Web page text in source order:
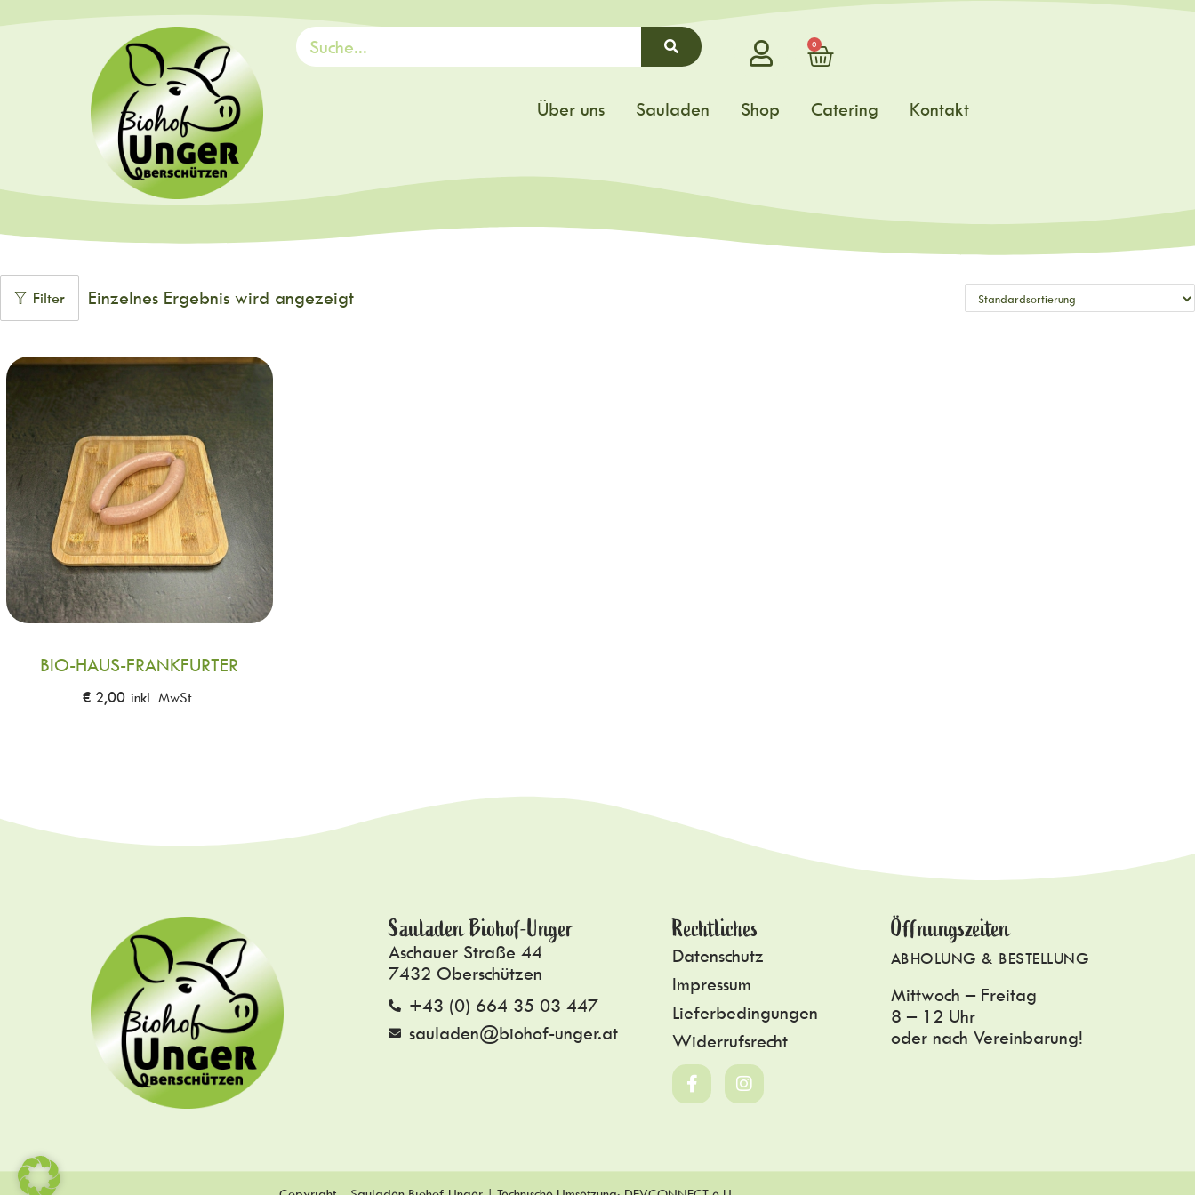
0
Über uns Sauladen Shop Catering Kontakt
Filter Einzelnes Ergebnis wird angezeigt
BIO-HAUS-FRANKFURTER
€ 2,00 inkl. MwSt.
Sauladen Biohof-Unger
Aschauer Straße 44
7432 Oberschützen
+43 (0) 664 35 03 447
sauladen@biohof-unger.at
Rechtliches
Datenschutz
Impressum
Lieferbedingungen
Widerrufsrecht
Öffnungszeiten
ABHOLUNG & BESTELLUNG
Mittwoch – Freitag
8 – 12 Uhr
oder nach Vereinbarung!